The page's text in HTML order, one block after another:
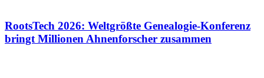
RootsTech 2026: Weltgrößte Genealogie-Konferenz
bringt Millionen Ahnenforscher zusammen